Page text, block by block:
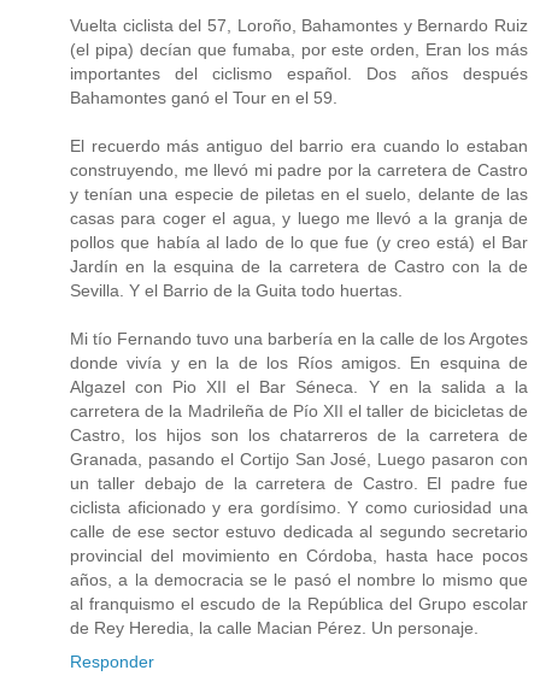
Vuelta ciclista del 57, Loroño, Bahamontes y Bernardo Ruiz
(el pipa) decían que fumaba, por este orden, Eran los más
importantes del ciclismo español. Dos años después
Bahamontes ganó el Tour en el 59.
El recuerdo más antiguo del barrio era cuando lo estaban
construyendo, me llevó mi padre por la carretera de Castro
y tenían una especie de piletas en el suelo, delante de las
casas para coger el agua, y luego me llevó a la granja de
pollos que había al lado de lo que fue (y creo está) el Bar
Jardín en la esquina de la carretera de Castro con la de
Sevilla. Y el Barrio de la Guita todo huertas.
Mi tío Fernando tuvo una barbería en la calle de los Argotes
donde vivía y en la de los Ríos amigos. En esquina de
Algazel con Pio XII el Bar Séneca. Y en la salida a la
carretera de la Madrileña de Pío XII el taller de bicicletas de
Castro, los hijos son los chatarreros de la carretera de
Granada, pasando el Cortijo San José, Luego pasaron con
un taller debajo de la carretera de Castro. El padre fue
ciclista aficionado y era gordísimo. Y como curiosidad una
calle de ese sector estuvo dedicada al segundo secretario
provincial del movimiento en Córdoba, hasta hace pocos
años, a la democracia se le pasó el nombre lo mismo que
al franquismo el escudo de la República del Grupo escolar
de Rey Heredia, la calle Macian Pérez. Un personaje.
Responder